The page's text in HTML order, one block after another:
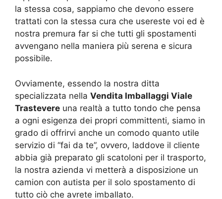
la stessa cosa, sappiamo che devono essere
trattati con la stessa cura che usereste voi ed è
nostra premura far si che tutti gli spostamenti
avvengano nella maniera più serena e sicura
possibile.
Ovviamente, essendo la nostra ditta
specializzata nella Vendita Imballaggi Viale
Trastevere una realtà a tutto tondo che pensa
a ogni esigenza dei propri committenti, siamo in
grado di offrirvi anche un comodo quanto utile
servizio di “fai da te”, ovvero, laddove il cliente
abbia già preparato gli scatoloni per il trasporto,
la nostra azienda vi metterà a disposizione un
camion con autista per il solo spostamento di
tutto ciò che avrete imballato.